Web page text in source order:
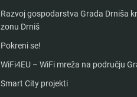
Razvoj gospodarstva Grada Drniša
zonu Drniš
Pokreni se!
WiFi4EU – WiFi mreža na području
Smart City projekti